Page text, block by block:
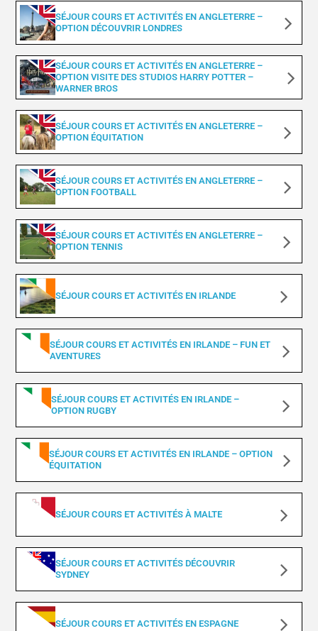
SÉJOUR COURS ET ACTIVITÉS EN ANGLETERRE –
OPTION DÉCOUVRIR LONDRES
SÉJOUR COURS ET ACTIVITÉS EN ANGLETERRE –
OPTION VISITE DES STUDIOS HARRY POTTER –
WARNER BROS
SÉJOUR COURS ET ACTIVITÉS EN ANGLETERRE –
OPTION ÉQUITATION
SÉJOUR COURS ET ACTIVITÉS EN ANGLETERRE –
OPTION FOOTBALL
SÉJOUR COURS ET ACTIVITÉS EN ANGLETERRE –
OPTION TENNIS
SÉJOUR COURS ET ACTIVITÉS EN IRLANDE
SÉJOUR COURS ET ACTIVITÉS EN IRLANDE – FUN
ET AVENTURES
SÉJOUR COURS ET ACTIVITÉS EN IRLANDE –
OPTION RUGBY
SÉJOUR COURS ET ACTIVITÉS EN IRLANDE –
OPTION ÉQUITATION
SÉJOUR COURS ET ACTIVITÉS À MALTE
SÉJOUR COURS ET ACTIVITÉS DÉCOUVRIR
SYDNEY
SÉJOUR COURS ET ACTIVITÉS EN ESPAGNE